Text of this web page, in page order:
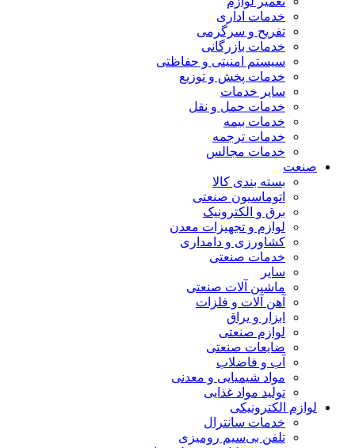
خدمات اداری
تفریح و سرگرمی
خدمات بازرگانی
سیستم امنیتی و حفاظتی
خدمات پخش و توزیع
سایر خدمات
خدمات حمل و نقل
خدمات بیمه
خدمات ترجمه
خدمات مجالس
صنعت
بسته بندی کالا
اتوماسیون صنعتی
برق و الکترونیک
لوازم و تجهیزات معدن
کشاورزی و دامداری
خدمات صنعتی
سایر
ماشین آلات صنعتی
آهن آلات و فلزات
ابزار و یراق
لوازم صنعتی
ضایعات صنعتی
آب و فاضلاب
مواد شیمیایی و معدنی
تولید مواد غذایی
لوازم الکترونیکی
خدمات سانترال
تلفن بی‌سیم رومیزی